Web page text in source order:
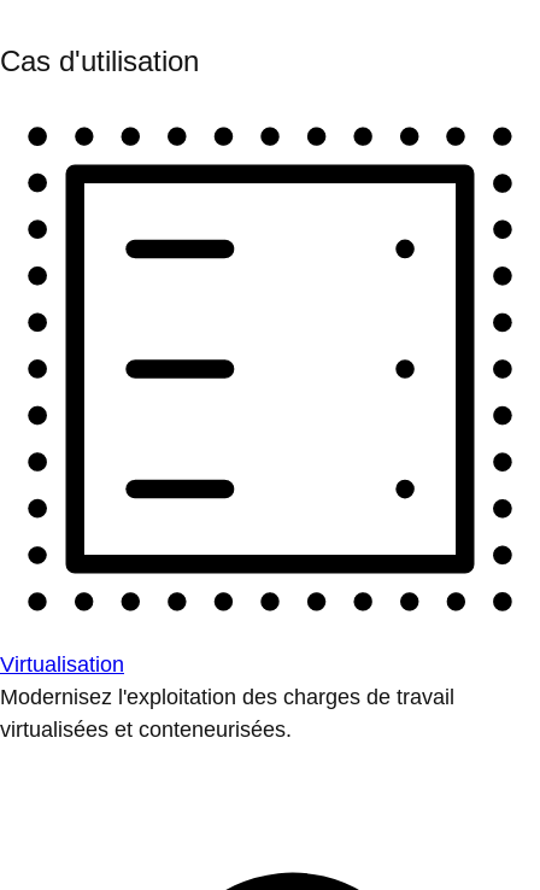
Cas d'utilisation
Virtualisation
Modernisez l'exploitation des charges de travail
virtualisées et conteneurisées.